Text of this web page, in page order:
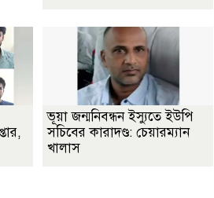
ভূয়া জন্মনিবন্ধন ইস্যুতে ইউপি
সচিবের কারাদণ্ড: চেয়ারম্যান
খালাস